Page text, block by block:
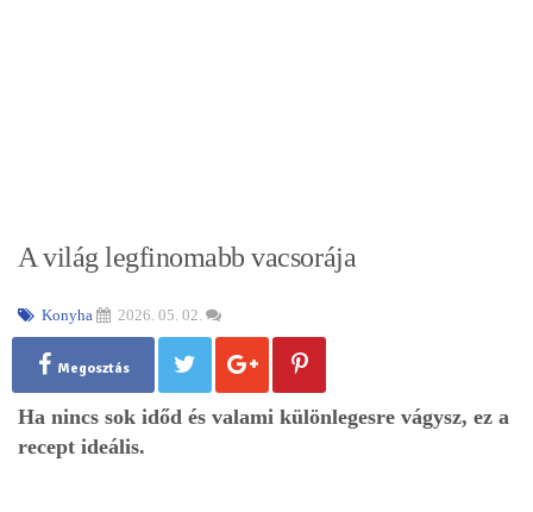
A világ legfinomabb vacsorája
Konyha 2026. 05. 02.
Megosztás
Ha nincs sok időd és valami különlegesre vágysz, ez a
recept ideális.